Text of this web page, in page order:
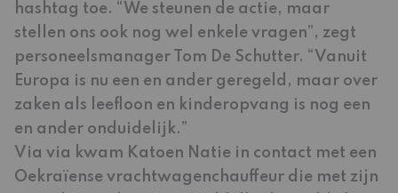
hashtag toe. “We steunen de actie, maar
stellen ons ook nog wel enkele vragen”, zegt
personeelsmanager Tom De Schutter. “Vanuit
Europa is nu een en ander geregeld, maar over
zaken als leefloon en kinderopvang is nog een
en ander onduidelijk.”
Via via kwam Katoen Natie in contact met een
Oekraïense vrachtwagenchauffeur die met zijn